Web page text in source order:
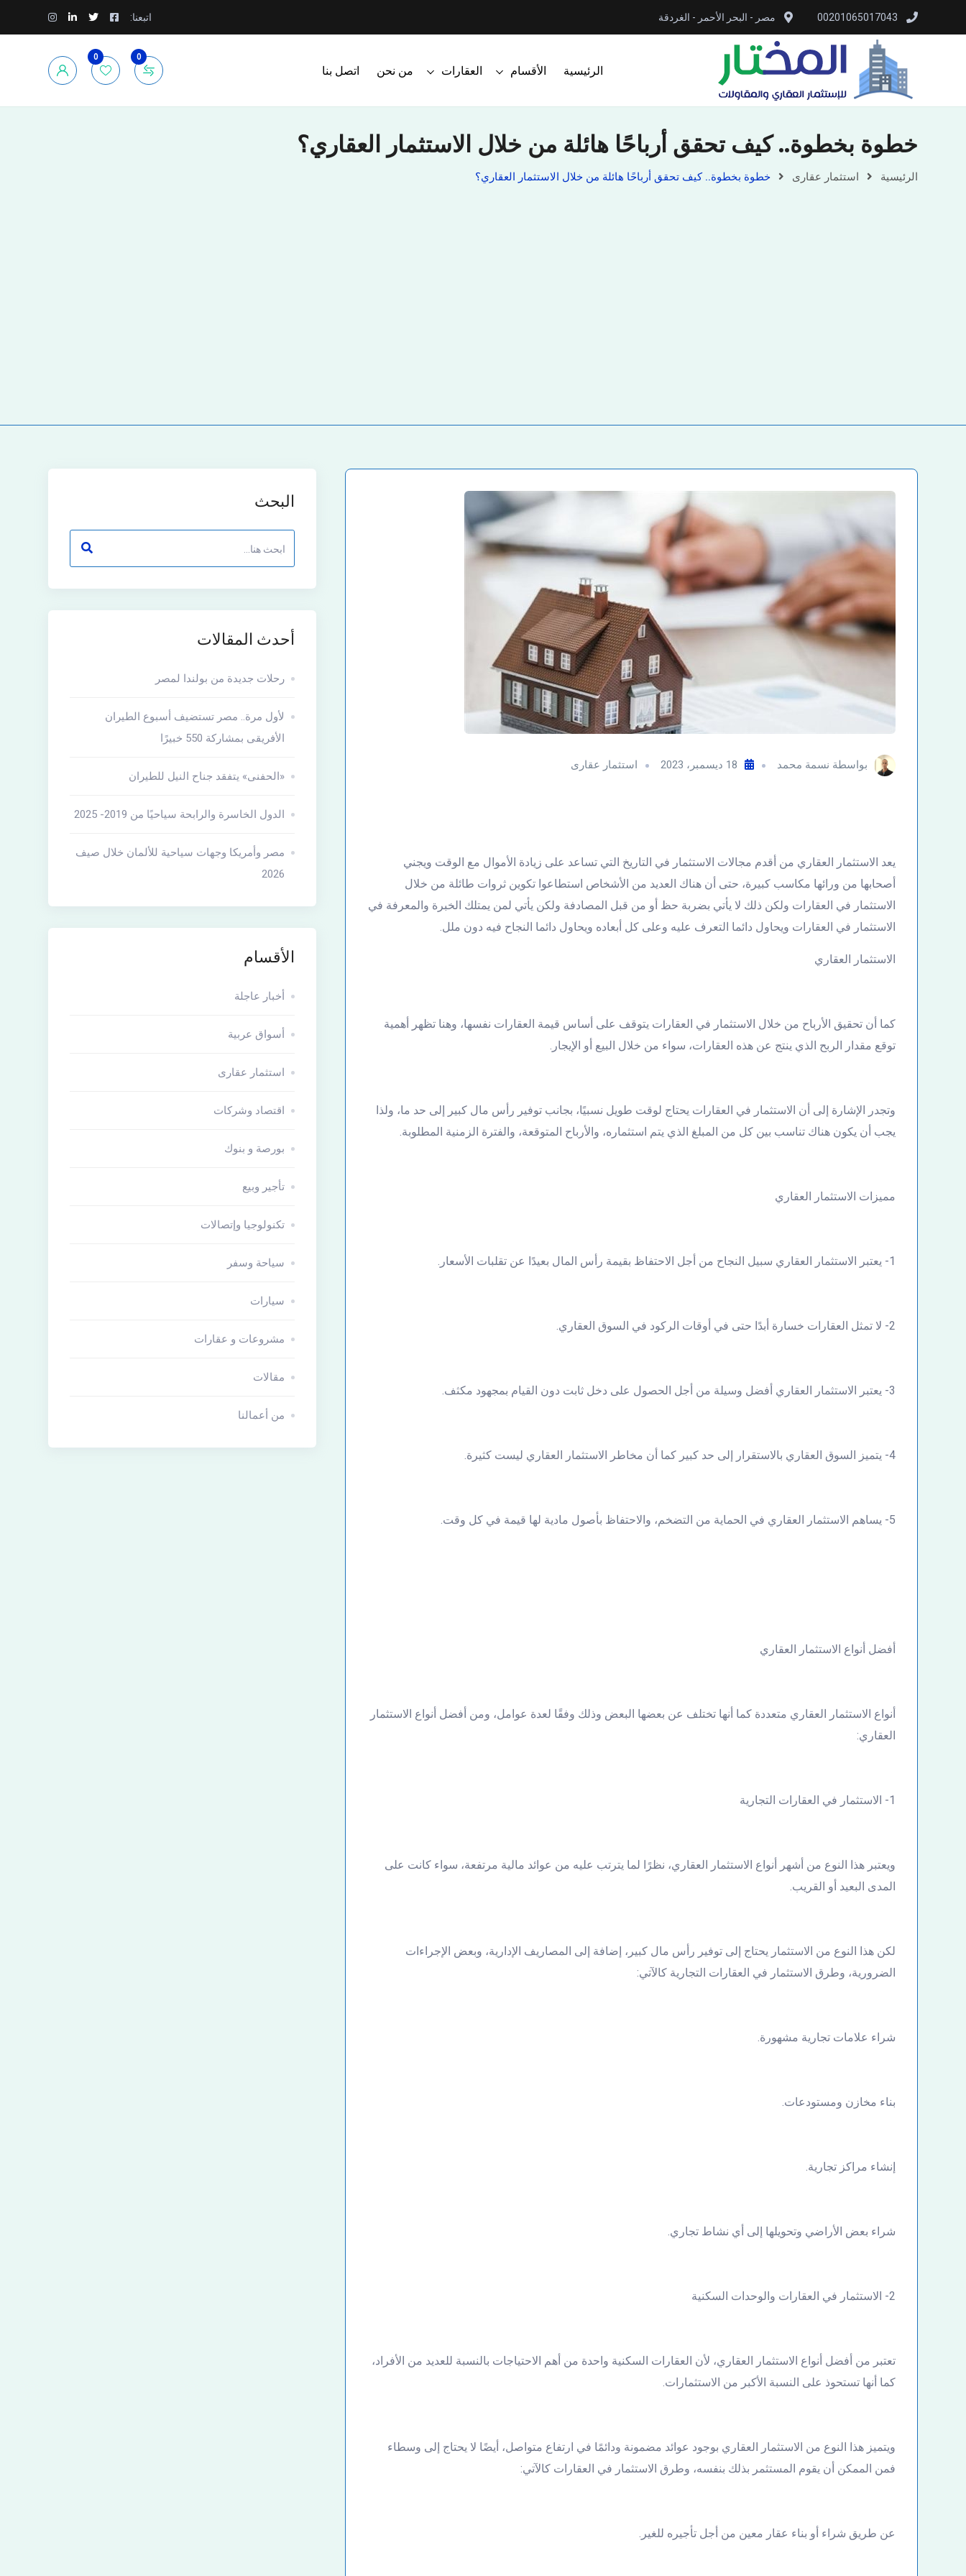
00201065017043 مصر - البحر الأحمر - الغردقة اتبعنا:
الرئيسية الأقسام العقارات من نحن اتصل بنا
0
0
خطوة بخطوة.. كيف تحقق أرباحًا هائلة من خلال الاستثمار العقاري؟
الرئيسية استثمار عقارى خطوة بخطوة.. كيف تحقق أرباحًا هائلة من خلال الاستثمار العقاري؟
بواسطة نسمة محمد 18 ديسمبر، 2023 استثمار عقارى
يعد الاستثمار العقاري من أقدم مجالات الاستثمار في التاريخ التي تساعد على زيادة الأموال مع الوقت ويجني
أصحابها من ورائها مكاسب كبيرة، حتى أن هناك العديد من الأشخاص استطاعوا تكوين ثروات طائلة من خلال
الاستثمار في العقارات ولكن ذلك لا يأتي بضربة حظ أو من قبل المصادفة ولكن يأتي لمن يمتلك الخبرة والمعرفة في
الاستثمار في العقارات ويحاول دائما التعرف عليه وعلى كل أبعاده ويحاول دائما النجاح فيه دون ملل.
الاستثمار العقاري
كما أن تحقيق الأرباح من خلال الاستثمار في العقارات يتوقف على أساس قيمة العقارات نفسها، وهنا تظهر أهمية
توقع مقدار الربح الذي ينتج عن هذه العقارات، سواء من خلال البيع أو الإيجار.
وتجدر الإشارة إلى أن الاستثمار في العقارات يحتاج لوقت طويل نسبيًا، بجانب توفير رأس مال كبير إلى حد ما، ولذا
يجب أن يكون هناك تناسب بين كل من المبلغ الذي يتم استثماره، والأرباح المتوقعة، والفترة الزمنية المطلوبة.
مميزات الاستثمار العقاري
1- يعتبر الاستثمار العقاري سبيل النجاح من أجل الاحتفاظ بقيمة رأس المال بعيدًا عن تقلبات الأسعار.
2- لا تمثل العقارات خسارة أبدًا حتى في أوقات الركود في السوق العقاري.
3- يعتبر الاستثمار العقاري أفضل وسيلة من أجل الحصول على دخل ثابت دون القيام بمجهود مكثف.
4- يتميز السوق العقاري بالاستقرار إلى حد كبير كما أن مخاطر الاستثمار العقاري ليست كثيرة.
5- يساهم الاستثمار العقاري في الحماية من التضخم، والاحتفاظ بأصول مادية لها قيمة في كل وقت.
أفضل أنواع الاستثمار العقاري
أنواع الاستثمار العقاري متعددة كما أنها تختلف عن بعضها البعض وذلك وفقًا لعدة عوامل، ومن أفضل أنواع الاستثمار
العقاري:
1- الاستثمار في العقارات التجارية
ويعتبر هذا النوع من أشهر أنواع الاستثمار العقاري، نظرًا لما يترتب عليه من عوائد مالية مرتفعة، سواء كانت على
المدى البعيد أو القريب.
لكن هذا النوع من الاستثمار يحتاج إلى توفير رأس مال كبير، إضافة إلى المصاريف الإدارية، وبعض الإجراءات
الضرورية، وطرق الاستثمار في العقارات التجارية كالآتي:
شراء علامات تجارية مشهورة.
بناء مخازن ومستودعات.
إنشاء مراكز تجارية.
شراء بعض الأراضي وتحويلها إلى أي نشاط تجاري.
2- الاستثمار في العقارات والوحدات السكنية
تعتبر من أفضل أنواع الاستثمار العقاري، لأن العقارات السكنية واحدة من أهم الاحتياجات بالنسبة للعديد من الأفراد،
كما أنها تستحوذ على النسبة الأكبر من الاستثمارات.
ويتميز هذا النوع من الاستثمار العقاري بوجود عوائد مضمونة ودائمًا في ارتفاع متواصل، أيضًا لا يحتاج إلى وسطاء
فمن الممكن أن يقوم المستثمر بذلك بنفسه، وطرق الاستثمار في العقارات كالآتي:
عن طريق شراء أو بناء عقار معين من أجل تأجيره للغير.
البحث
أحدث المقالات
رحلات جديدة من بولندا لمصر
لأول مرة.. مصر تستضيف أسبوع الطيران
الأفريقى بمشاركة 550 خبيرًا
«الحفنى» يتفقد جناح النيل للطيران
الدول الخاسرة والرابحة سياحيًا من 2019- 2025
مصر وأمريكا وجهات سياحية للألمان خلال صيف
2026
الأقسام
أخبار عاجلة
أسواق عربية
استثمار عقارى
اقتصاد وشركات
بورصة و بنوك
تأجير وبيع
تكنولوجيا وإتصالات
سياحة وسفر
سيارات
مشروعات و عقارات
مقالات
من أعمالنا